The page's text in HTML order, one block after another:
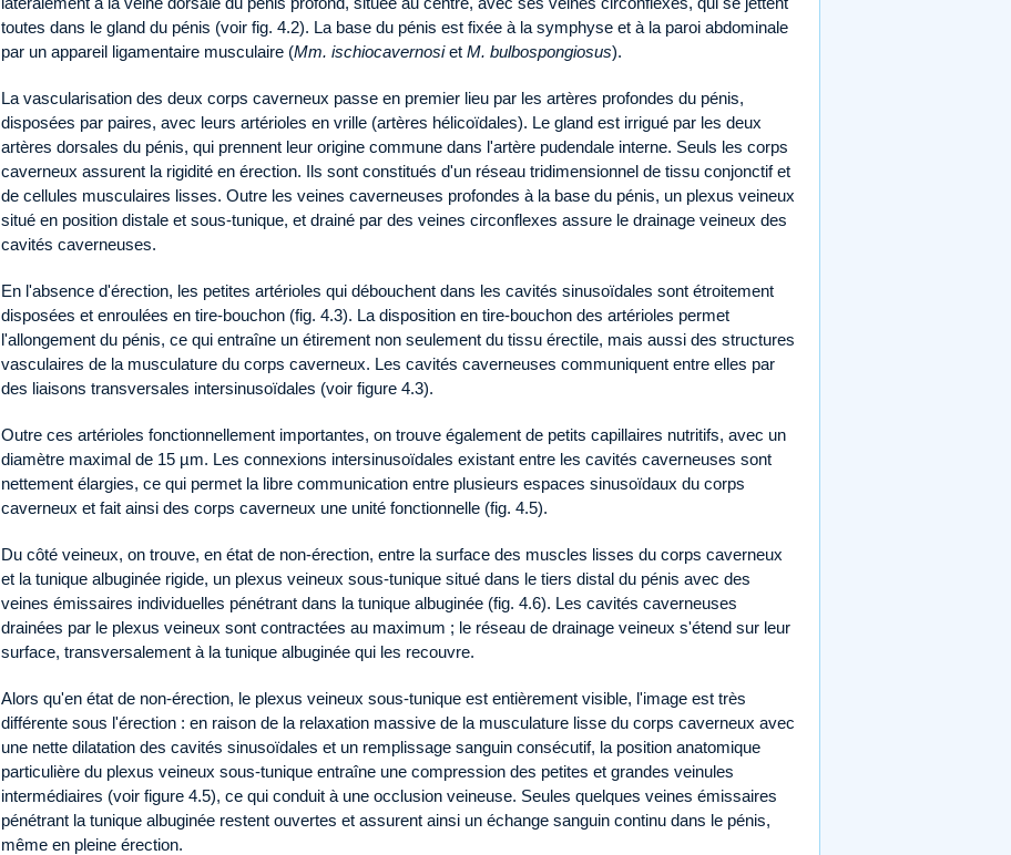
toutes dans le gland du pénis (voir fig. 4.2). La base du pénis est fixée à la symphyse et à la paroi abdominale
par un appareil ligamentaire musculaire (Mm. ischiocavernosiet M. bulbospongiosus).
La vascularisation des deux corps caverneux passe en premier lieu par les artères profondes du pénis,
disposées par paires, avec leurs artérioles en vrille (artères hélicoïdales). Le gland est irrigué par les deux
artères dorsales du pénis, qui prennent leur origine commune dans l'artère pudendale interne. Seuls les corps
caverneux assurent la rigidité en érection. Ils sont constitués d'un réseau tridimensionnel de tissu conjonctif et
de cellules musculaires lisses. Outre les veines caverneuses profondes à la base du pénis, un plexus veineux
situé en position distale et sous-tunique, et drainé par des veines circonflexes assure le drainage veineux des
cavités caverneuses.
En l'absence d'érection, les petites artérioles qui débouchent dans les cavités sinusoïdales sont étroitement
disposées et enroulées en tire-bouchon (fig. 4.3). La disposition en tire-bouchon des artérioles permet
l'allongement du pénis, ce qui entraîne un étirement non seulement du tissu érectile, mais aussi des structures
vasculaires de la musculature du corps caverneux. Les cavités caverneuses communiquent entre elles par
des liaisons transversales intersinusoïdales (voir figure 4.3).
Outre ces artérioles fonctionnellement importantes, on trouve également de petits capillaires nutritifs, avec un
diamètre maximal de 15 µm. Les connexions intersinusoïdales existant entre les cavités caverneuses sont
nettement élargies, ce qui permet la libre communication entre plusieurs espaces sinusoïdaux du corps
caverneux et fait ainsi des corps caverneux une unité fonctionnelle (fig. 4.5).
Du côté veineux, on trouve, en état de non-érection, entre la surface des muscles lisses du corps caverneux
et la tunique albuginée rigide, un plexus veineux sous-tunique situé dans le tiers distal du pénis avec des
veines émissaires individuelles pénétrant dans la tunique albuginée (fig. 4.6). Les cavités caverneuses
drainées par le plexus veineux sont contractées au maximum ; le réseau de drainage veineux s'étend sur leur
surface, transversalement à la tunique albuginée qui les recouvre.
Alors qu'en état de non-érection, le plexus veineux sous-tunique est entièrement visible, l'image est très
différente sous l'érection : en raison de la relaxation massive de la musculature lisse du corps caverneux avec
une nette dilatation des cavités sinusoïdales et un remplissage sanguin consécutif, la position anatomique
particulière du plexus veineux sous-tunique entraîne une compression des petites et grandes veinules
intermédiaires (voir figure 4.5), ce qui conduit à une occlusion veineuse. Seules quelques veines émissaires
pénétrant la tunique albuginée restent ouvertes et assurent ainsi un échange sanguin continu dans le pénis,
même en pleine érection.